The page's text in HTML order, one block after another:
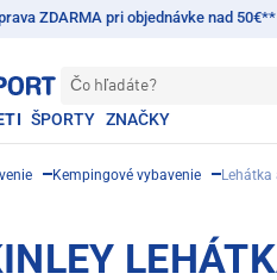
ZDARMA pri objednávke nad 50€**
Čo hľadáte?
ŠPORTY ZNAČKY
Kempingové vybavenie